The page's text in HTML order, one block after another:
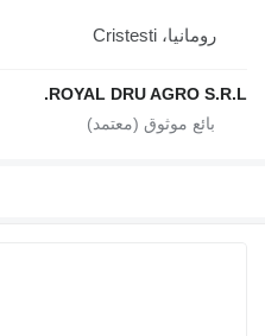
ROYAL DRU